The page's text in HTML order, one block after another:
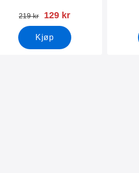
gammel pris
219 kr ny pris
129 kr
Kjøp